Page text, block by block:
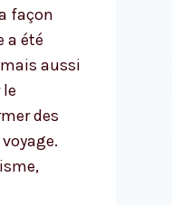
façon
a été
aussi
des